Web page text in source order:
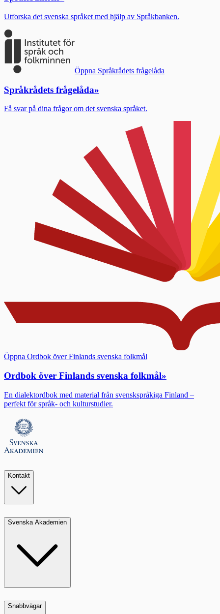
Utforska det svenska språket med hjälp av Språkbanken.
Öppna Språkrådets frågelåda
Språkrådets frågelåda»
Få svar på dina frågor om det svenska språket.
Öppna Ordbok över Finlands svenska folkmål
Ordbok över Finlands svenska folkmål»
En dialektordbok med material från svenskspråkiga Finland –
perfekt för språk- och kulturstudier.
Kontakt
Svenska Akademien
Snabbvägar